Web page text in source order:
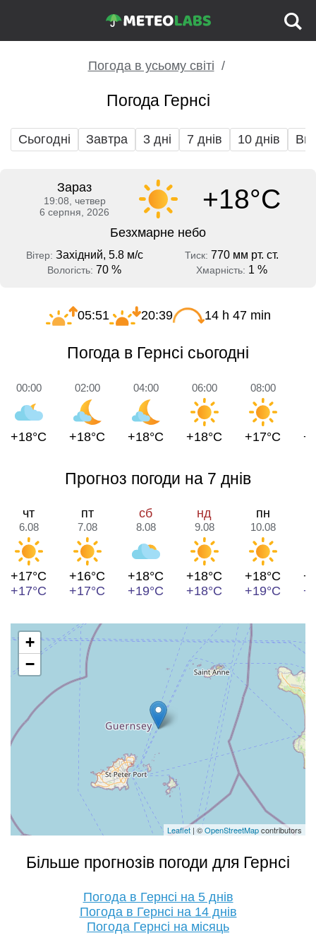
Погода в усьому світі
Погода Гернсі
Сьогодні Завтра 3 дні 7 днів 10 днів
Зараз
19:08, четвер
6 серпня, 2026
+18°C
Безхмарне небо
Вітер: Західний, 5.8 м/с Тиск: 770 мм рт. ст.
Вологість: 70 % Хмарність: 1 %
05:51 20:39 14 h 47 min
Погода в Гернсі сьогодні
00:00
+18°C
02:00
+18°C
04:00
+18°C
06:00
+18°C
08:00
+17°C
Прогноз погоди на 7 днів
чт
6.08
+17°C
+17°C
пт
7.08
+16°C
+17°C
сб
8.08
+18°C
+19°C
нд
9.08
+18°C
+18°C
пн
10.08
+18°C
+19°C
+
−
Leaflet | ©OpenStreetMapcontributors
Більше прогнозів погоди для Гернсі
Погода в Гернсі на 5 днів
Погода в Гернсі на 14 днів
Погода Гернсі на місяць